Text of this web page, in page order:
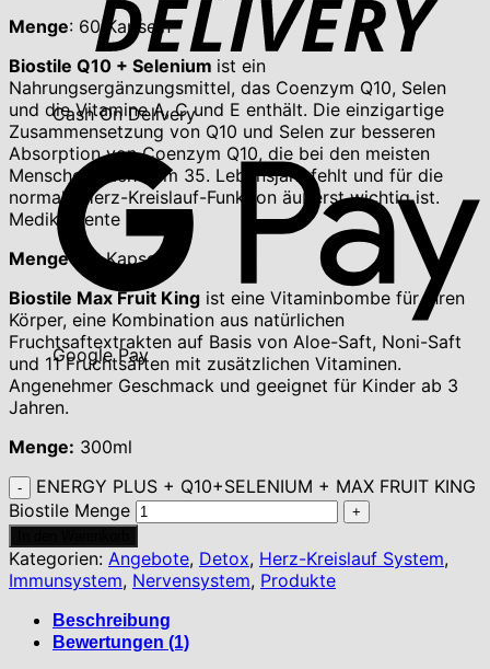
Cash On Delivery
Google Pay
Menge: 60 Kapseln
Biostile Q10 + Selenium ist ein
Nahrungsergänzungsmittel, das Coenzym Q10, Selen
und die Vitamine A, C und E enthält. Die einzigartige
Zusammensetzung von Q10 und Selen zur besseren
Absorption von Coenzym Q10, die bei den meisten
Menschen nach dem 35. Lebensjahr fehlt und für die
normale Herz-Kreislauf-Funktion äußerst wichtig ist.
Medikamente
Menge: 30 Kapseln
Biostile Max Fruit King ist eine Vitaminbombe für Ihren
Körper, eine Kombination aus natürlichen
Fruchtsaftextrakten auf Basis von Aloe-Saft, Noni-Saft
und 11 Fruchtsäften mit zusätzlichen Vitaminen.
Angenehmer Geschmack und geeignet für Kinder ab 3
Jahren.
Menge: 300ml
ENERGY PLUS + Q10+SELENIUM + MAX FRUIT KING
Biostile Menge
Kategorien: Angebote, Detox, Herz-Kreislauf System,
Immunsystem, Nervensystem, Produkte
Beschreibung
Bewertungen (1)